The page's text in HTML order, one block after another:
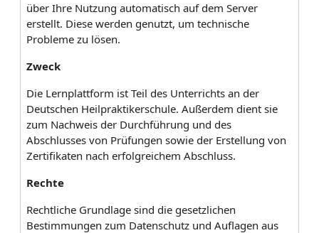
über Ihre Nutzung automatisch auf dem Server
erstellt. Diese werden genutzt, um technische
Probleme zu lösen.
Zweck
Die Lernplattform ist Teil des Unterrichts an der
Deutschen Heilpraktikerschule. Außerdem dient sie
zum Nachweis der Durchführung und des
Abschlusses von Prüfungen sowie der Erstellung von
Zertifikaten nach erfolgreichem Abschluss.
Rechte
Rechtliche Grundlage sind die gesetzlichen
Bestimmungen zum Datenschutz und Auflagen aus